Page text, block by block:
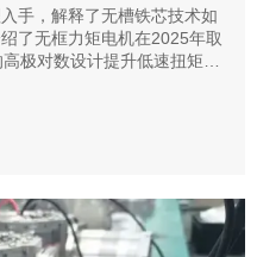
手，解释了无槽铁芯技术如
了无框力矩电机在2025年取
极对数设计提升低速扭矩，